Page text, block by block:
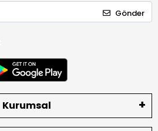
Gönder
Kurumsal